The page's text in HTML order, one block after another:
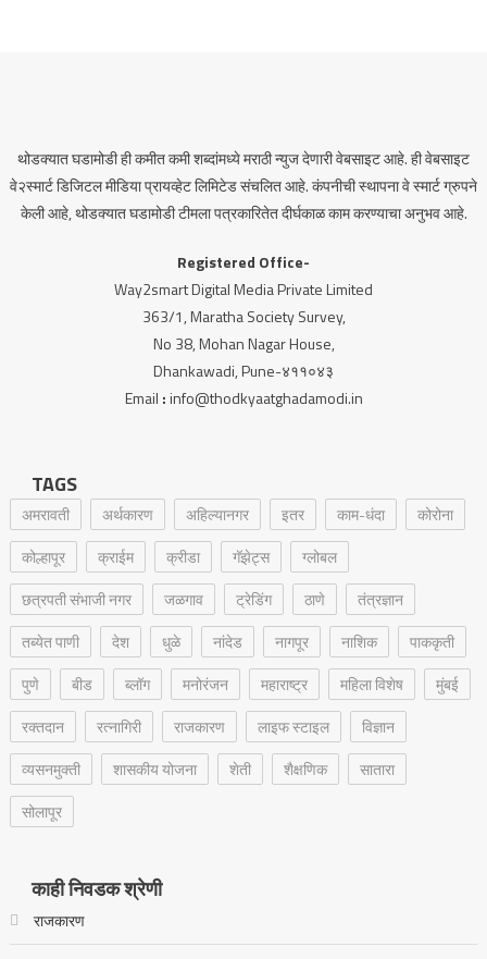
थोडक्यात घडामोडी ही कमीत कमी शब्दांमध्ये मराठी न्युज देणारी वेबसाइट आहे. ही वेबसाइट
वे२स्मार्ट डिजिटल मीडिया प्रायव्हेट लिमिटेड संचलित आहे. कंपनीची स्थापना वे स्मार्ट ग्रुपने
केली आहे, थोडक्यात घडामोडी टीमला पत्रकारितेत दीर्घकाळ काम करण्याचा अनुभव आहे.
Registered Office-
Way2smart Digital Media Private Limited
363/1, Maratha Society Survey,
No 38, Mohan Nagar House,
Dhankawadi, Pune-४११०४३
Email :info@thodkyaatghadamodi.in
TAGS
अमरावती अर्थकारण अहिल्यानगर इतर काम-धंदा
कोरोना
कोल्हापूर
क्राईम क्रीडा गॅझेट्स
ग्लोबल
छत्रपती संभाजी नगर
जळगाव ट्रेडिंग ठाणे
तंत्रज्ञान
तब्येत पाणी
देश धुळे नांदेड नागपूर नाशिक
पाककृती
पुणे
बीड ब्लॉग मनोरंजन महाराष्ट्र महिला विशेष
मुंबई
रक्‍तदान
रत्नागिरी राजकारण लाइफ स्टाइल
विज्ञान
व्यसनमुक्ती
शासकीय योजना शेती शैक्षणिक
सातारा
सोलापूर
काही निवडक श्रेणी
राजकारण